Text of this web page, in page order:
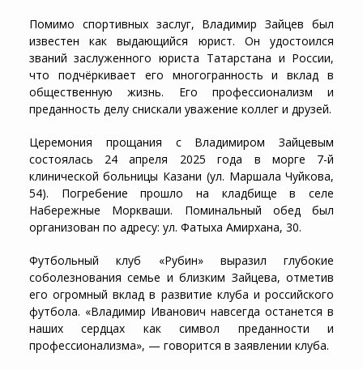
Помимо спортивных заслуг, Владимир Зайцев был
известен как выдающийся юрист. Он удостоился
званий заслуженного юриста Татарстана и России,
что подчёркивает его многогранность и вклад в
общественную жизнь. Его профессионализм и
преданность делу снискали уважение коллег и друзей.
Церемония прощания с Владимиром Зайцевым
состоялась 24 апреля 2025 года в морге 7-й
клинической больницы Казани (ул. Маршала Чуйкова,
54). Погребение прошло на кладбище в селе
Набережные Моркваши. Поминальный обед был
организован по адресу: ул. Фатыха Амирхана, 30.
Футбольный клуб «Рубин» выразил глубокие
соболезнования семье и близким Зайцева, отметив
его огромный вклад в развитие клуба и российского
футбола. «Владимир Иванович навсегда останется в
наших сердцах как символ преданности и
профессионализма», — говорится в заявлении клуба.